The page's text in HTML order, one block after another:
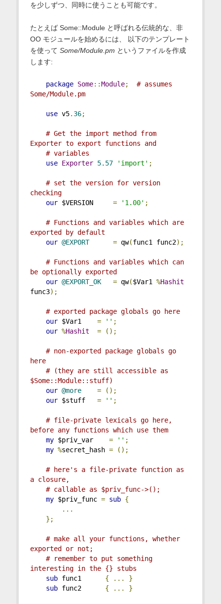
を少しずつ、同時に使うことも可能です。
たとえば Some::Module と呼ばれる伝統的な、非
OO モジュールを始めるには、 以下のテンプレート
を使って Some/Module.pm というファイルを作成
します:
package Some::Module;
# assumes
Some/Module.pm
use v5. 36;
# Get the import method from
Exporter to export functions and
# variables
use Exporter 5.57 'import' ;
# set the version for version
checking
our $VERSION = '1.00' ;
# Functions and variables which are
exported by default
our @EXPORT = qw(func1 func2);
# Functions and variables which can
be optionally exported
our @EXPORT_OK = qw($Var1 %Hashit
func3);
# exported package globals go here
our $Var1 = '' ;
our %Hashit = ();
# non-exported package globals go
here
# (they are still accessible as
$Some::Module::stuff)
our @more =
();
our $stuff = '' ;
# file-private lexicals go here,
before any functions which use them
my $priv_var = '' ;
my %secret_hash = ();
# here's a file-private function as
a closure,
# callable as $priv_func->();
my $priv_func = sub {
...
};
# make all your functions, whether
exported or not;
# remember to put something
interesting in the {} stubs
sub func1 { ...
}
sub func2 { ... }